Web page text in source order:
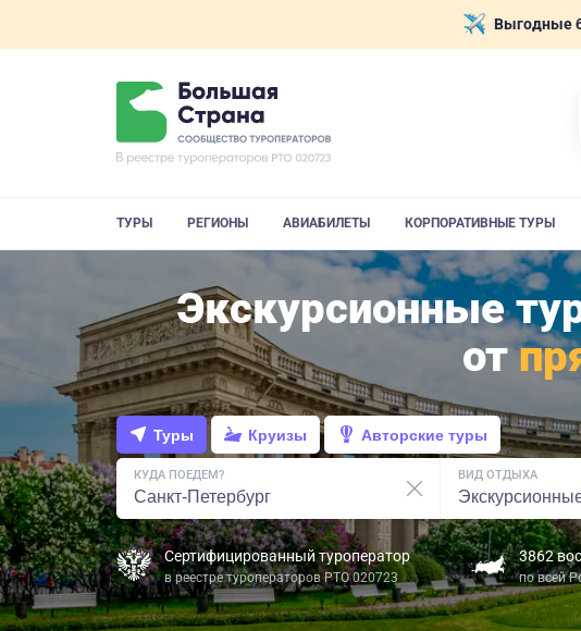
Выгодные
ТУРЫ РЕГИОНЫ АВИАБИЛЕТЫ КОРПОРАТИВНЫЕ ТУРЫ
Экскурсионные
от
Туры Круизы Авторские туры
КУДА ПОЕДЕМ? ВИД ОТДЫХА
Сертифицированный туроператор
в реестре туроператоров РТО 020723
3862
по всей